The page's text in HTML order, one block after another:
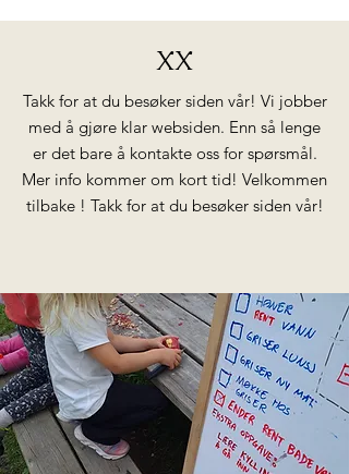
XX
Takk for at du besøker siden vår! Vi jobber
med å gjøre klar websiden. Enn så lenge
er det bare å kontakte oss for spørsmål.
Mer info kommer om kort tid! Velkommen
tilbake ! Takk for at du besøker siden vår!